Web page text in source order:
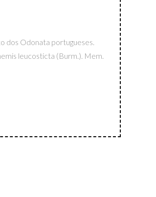
dos Odonata portugueses.
leucosticta (Burm.). Mem.